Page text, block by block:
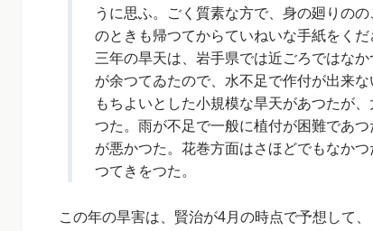
うに思ふ。ごく質素な方で、身の廻りの
のときも帰つてからていねいな手紙をく
三年の旱天は、岩手県では近ごろではな
が余つてゐたので、水不足で作付が出来
もちよいとした小規模な旱天があつたが
つた。雨が不足で一般に植付が困難であ
が悪かつた。花巻方面はさほどでもなか
つてきをつた。
この年の旱害は、賢治が4月の時点で予想して、